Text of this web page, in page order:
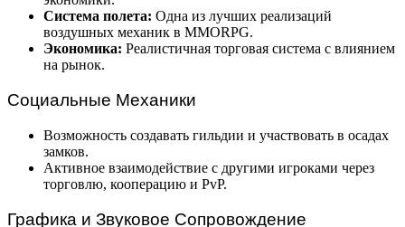
Система полета: Одна из лучших реализаций
воздушных механик в MMORPG.
Экономика: Реалистичная торговая система с влиянием
на рынок.
Социальные Механики
Возможность создавать гильдии и участвовать в осадах
замков.
Активное взаимодействие с другими игроками через
торговлю, кооперацию и PvP.
Графика и Звуковое Сопровождение